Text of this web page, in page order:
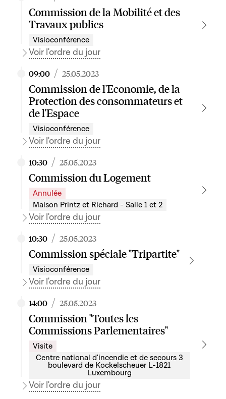
Commission de la Mobilité et des
Travaux publics
Visioconférence
Voir l'ordre du jour
09:00 / 25.05.2023
Commission de l'Economie, de la
Protection des consommateurs et
de l'Espace
Visioconférence
Voir l'ordre du jour
10:30 / 25.05.2023
Commission du Logement
Annulée
Maison Printz et Richard - Salle 1 et 2
Voir l'ordre du jour
10:30 / 25.05.2023
Commission spéciale "Tripartite"
Visioconférence
Voir l'ordre du jour
14:00 / 25.05.2023
Commission "Toutes les
Commissions Parlementaires"
Visite
Centre national d'incendie et de secours 3
boulevard de Kockelscheuer L-1821
Luxembourg
Voir l'ordre du jour